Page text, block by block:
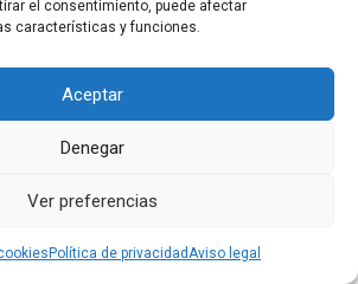
el consentimiento, puede afectar
características y funciones.
Aceptar
Denegar
Ver preferencias
Política de privacidadAviso legal